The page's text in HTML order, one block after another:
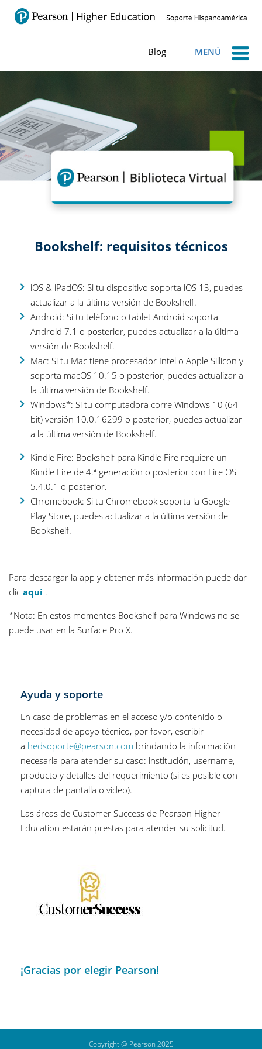
Blog MENÚ
Bookshelf: requisitos técnicos
iOS & iPadOS: Si tu dispositivo soporta iOS 13, puedes
actualizar a la última versión de Bookshelf.
Android: Si tu teléfono o tablet Android soporta
Android 7.1 o posterior, puedes actualizar a la última
versión de Bookshelf.
Mac: Si tu Mac tiene procesador Intel o Apple Sillicon y
soporta macOS 10.15 o posterior, puedes actualizar a
la última versión de Bookshelf.
Windows*: Si tu computadora corre Windows 10 (64-
bit) versión 10.0.16299 o posterior, puedes actualizar
a la última versión de Bookshelf.
Kindle Fire: Bookshelf para Kindle Fire requiere un
Kindle Fire de 4.ª generación o posterior con Fire OS
5.4.0.1 o posterior.
Chromebook: Si tu Chromebook soporta la Google
Play Store, puedes actualizar a la última versión de
Bookshelf.
Para descargar la app y obtener más información puede dar
clic aquí .
*Nota: En estos momentos Bookshelf para Windows no se
puede usar en la Surface Pro X.
Ayuda y soporte
En caso de problemas en el acceso y/o contenido o
necesidad de apoyo técnico, por favor, escribir
a hedsoporte@pearson.com brindando la información
necesaria para atender su caso: institución, username,
producto y detalles del requerimiento (si es posible con
captura de pantalla o video).
Las áreas de Customer Success de Pearson Higher
Education estarán prestas para atender su solicitud.
¡Gracias por elegir Pearson!
Copyright @ Pearson 2025